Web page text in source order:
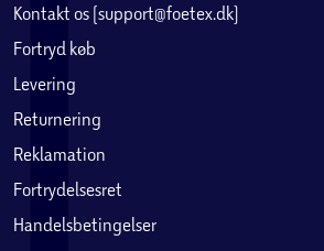
Kontakt os (support@foetex.dk)
Fortryd køb
Levering
Returnering
Reklamation
Fortrydelsesret
Handelsbetingelser